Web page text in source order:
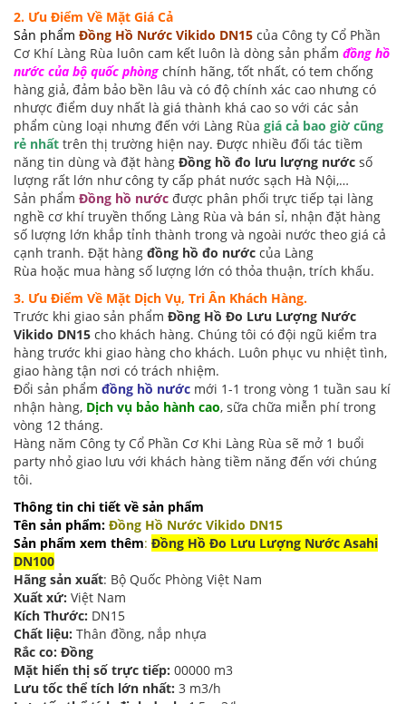
2. Ưu Điểm Về Mặt Giá Cả
Sản phẩm Đồng Hồ Nước Vikido DN15 của Công ty Cổ Phần
Cơ Khí Làng Rùa luôn cam kết luôn là dòng sản phẩm đồng hồ
nước của bộ quốc phòng chính hãng, tốt nhất, có tem chống
hàng giả, đảm bảo bền lâu và có độ chính xác cao nhưng có
nhược điểm duy nhất là giá thành khá cao so với các sản
phẩm cùng loại nhưng đến với Làng Rùa giá cả bao giờ cũng
rẻ nhất trên thị trường hiện nay. Được nhiều đối tác tiềm
năng tin dùng và đặt hàng Đồng hồ đo lưu lượng nước số
lượng rất lớn như công ty cấp phát nước sạch Hà Nội,…
Sản phẩm Đồng hồ nước được phân phối trực tiếp tại làng
nghề cơ khí truyền thống Làng Rùa và bán sỉ, nhận đặt hàng
số lượng lớn khắp tỉnh thành trong và ngoài nước theo giá cả
cạnh tranh. Đặt hàng đồng hồ đo nước của Làng
Rùa hoặc mua hàng số lượng lớn có thỏa thuận, trích khấu.
3. Ưu Điểm Về Mặt Dịch Vụ, Tri Ân Khách Hàng.
Trước khi giao sản phẩm Đồng Hồ Đo Lưu Lượng Nước
Vikido DN15 cho khách hàng. Chúng tôi có đội ngũ kiểm tra
hàng trước khi giao hàng cho khách. Luôn phục vu nhiệt tình,
giao hàng tận nơi có trách nhiệm.
Đổi sản phẩm đồng hồ nước mới 1-1 trong vòng 1 tuần sau kí
nhận hàng, Dịch vụ bảo hành cao, sữa chữa miễn phí trong
vòng 12 tháng.
Hàng năm Công ty Cổ Phần Cơ Khi Làng Rùa sẽ mở 1 buổi
party nhỏ giao lưu với khách hàng tiềm năng đến với chúng
tôi.
Thông tin chi tiết về sản phẩm
Tên sản phẩm: Đồng Hồ Nước Vikido DN15
Sản phẩm xem thêm: Đồng Hồ Đo Lưu Lượng Nước Asahi
DN100
Hãng sản xuất: Bộ Quốc Phòng Việt Nam
Xuất xứ: Việt Nam
Kích Thước: DN15
Chất liệu: Thân đồng, nắp nhựa
Rắc co: Đồng
Mặt hiển thị số trực tiếp: 00000 m3
Lưu tốc thể tích lớn nhất: 3 m3/h